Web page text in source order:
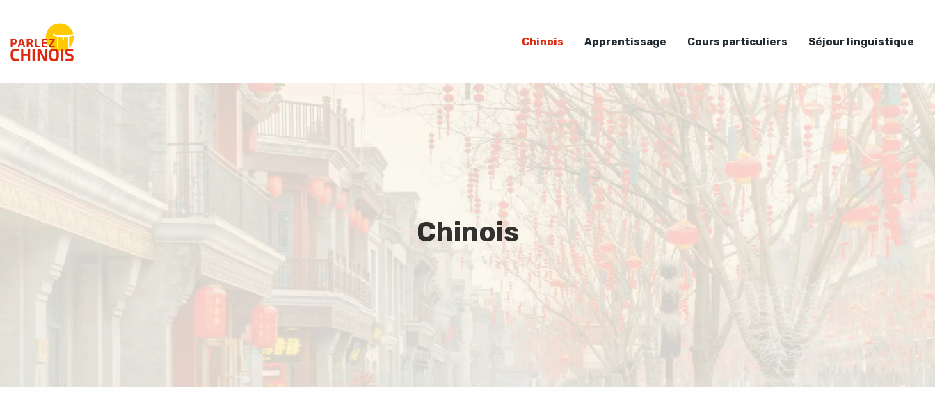
Chinois Apprentissage Cours particuliers Séjour linguistique
Chinois